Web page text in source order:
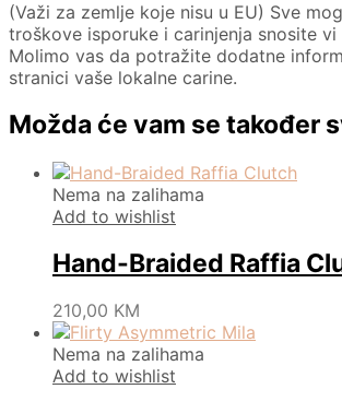
(Važi za zemlje koje nisu u EU) Sve
troškove isporuke i carinjenja snosite vi
Molimo vas da potražite dodatne
stranici vaše lokalne carine.
Možda će vam se također
Nema na zalihama
Add to wishlist
Hand-Braided Raffia
210,00 KM
product
has
multiple
Nema na zalihama
Add to wishlist